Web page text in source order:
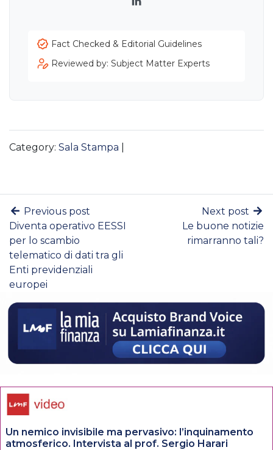
LinkedIn
Fact Checked & Editorial Guidelines
Reviewed by: Subject Matter Experts
Category: Sala Stampa
Previous post
Diventa operativo EESSI
per lo scambio
telematico di dati tra gli
Enti previdenziali
europei
Next post
Le buone notizie
rimarranno tali?
Un nemico invisibile ma pervasivo: l’inquinamento
atmosferico. Intervista al prof. Sergio Harari